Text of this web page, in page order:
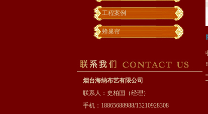
工程案例
蜂巢帘
烟台海纳布艺有限公司
联系人：史柏国（经理）
手机：18865688988/13210928308